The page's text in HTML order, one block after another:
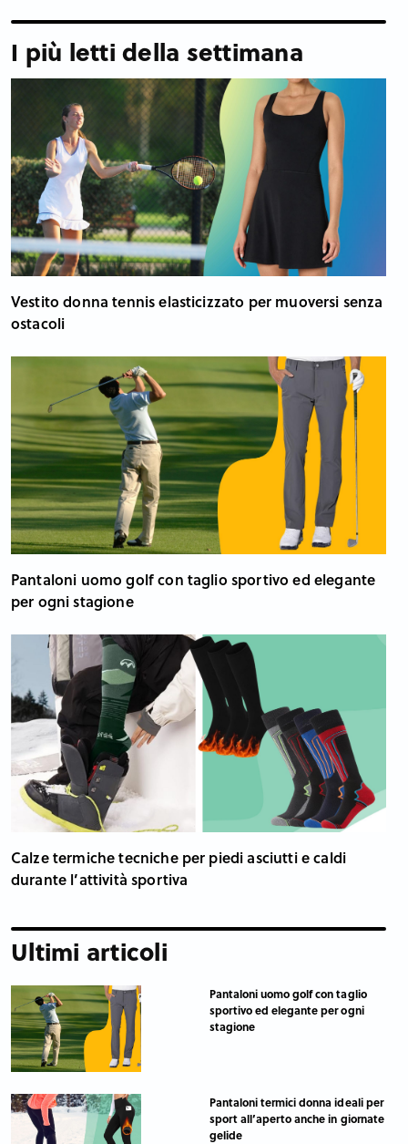
I più letti della settimana
Vestito donna tennis elasticizzato per muoversi senza
ostacoli
Pantaloni uomo golf con taglio sportivo ed elegante
per ogni stagione
Calze termiche tecniche per piedi asciutti e caldi
durante l’attività sportiva
Ultimi articoli
Pantaloni uomo golf con taglio
sportivo ed elegante per ogni
stagione
Pantaloni termici donna ideali per
sport all’aperto anche in giornate
gelide